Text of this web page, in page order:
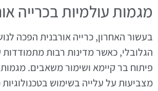
מגמות עולמיות בכרייה
בעשור האחרון, כרייה אורבנית הפכה
הגלובלי, כאשר מדינות רבות
פיתוח בר קיימא ושימור משאבים.
מצביעות על עלייה בשימוש